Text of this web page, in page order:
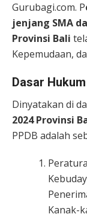
Gurubagi.com. P
jenjang SMA
Provinsi Bali
Kepemudaan,
Dasar
Dinyatakan di
2024 Provinsi
PPDB adalah
Kanak-